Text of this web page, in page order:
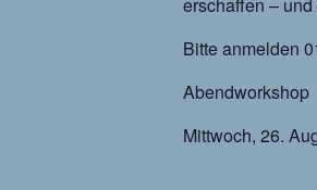
Bitte anmelden
Abendworkshop
Mittwoch, 26.